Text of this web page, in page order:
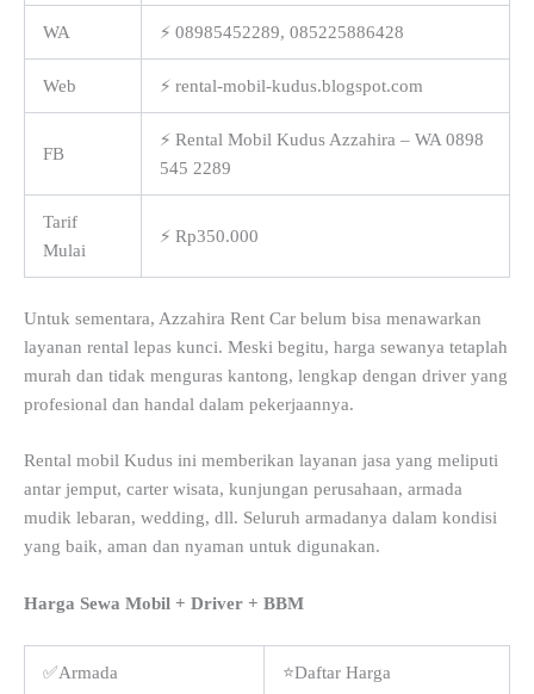
WA ⚡ 08985452289, 085225886428
Web ⚡ rental-mobil-kudus.blogspot.com
FB
⚡ Rental Mobil Kudus Azzahira – WA 0898
545 2289
Tarif
Mulai
⚡ Rp350.000
Untuk sementara, Azzahira Rent Car belum bisa menawarkan
layanan rental lepas kunci. Meski begitu, harga sewanya tetaplah
murah dan tidak menguras kantong, lengkap dengan driver yang
profesional dan handal dalam pekerjaannya.
Rental mobil Kudus ini memberikan layanan jasa yang meliputi
antar jemput, carter wisata, kunjungan perusahaan, armada
mudik lebaran, wedding, dll. Seluruh armadanya dalam kondisi
yang baik, aman dan nyaman untuk digunakan.
Harga Sewa Mobil + Driver + BBM
✅Armada ⭐Daftar Harga